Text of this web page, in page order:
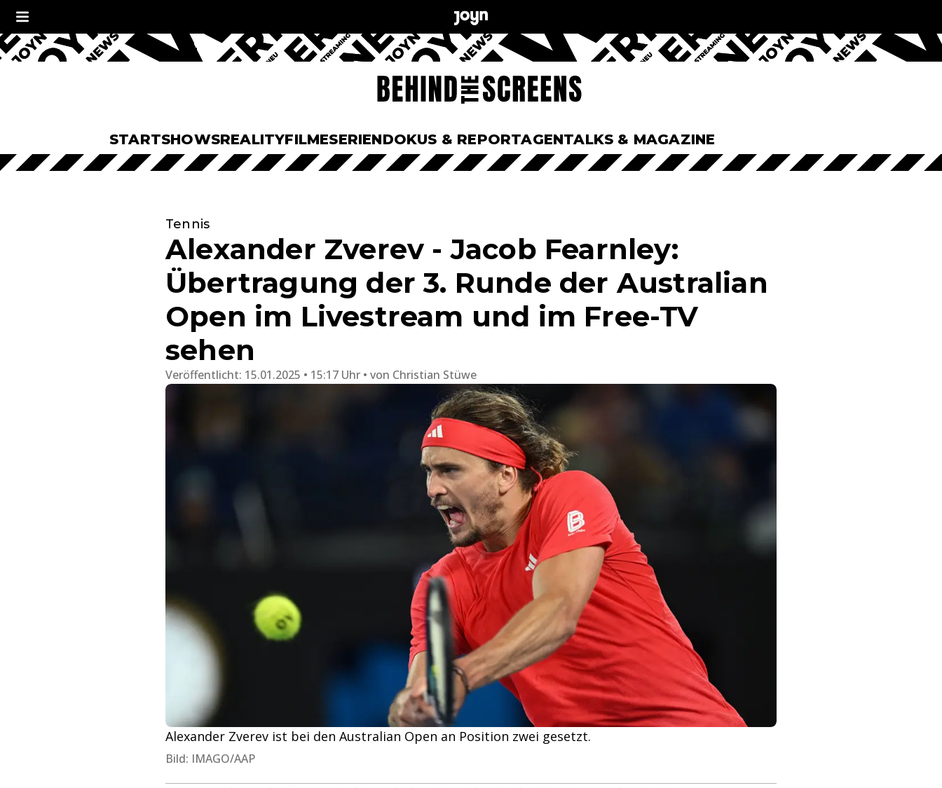
STARTSHOWSREALITYFILMESERIENDOKUS & REPORTAGENTALKS & MAGAZINE
Tennis
Alexander Zverev - Jacob Fearnley:
Übertragung der 3. Runde der Australian
Open im Livestream und im Free-TV
sehen
Veröffentlicht: 15.01.2025 • 15:17 Uhr von Christian Stüwe
Alexander Zverev ist bei den Australian Open an Position zwei gesetzt.
Bild: IMAGO/AAP